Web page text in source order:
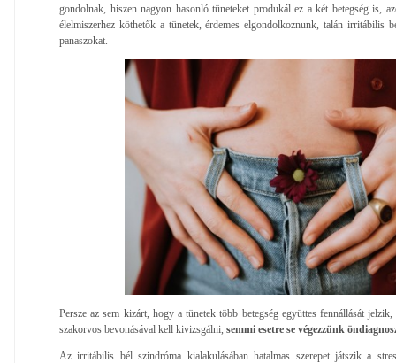
gondolnak, hiszen nagyon hasonló tüneteket produkál ez a két betegség is,
élelmiszerhez köthetők a tünetek, érdemes elgondolkoznunk, talán irritábilis
panaszokat.
Persze az sem kizárt, hogy a tünetek több betegség együttes fennállását
szakorvos bevonásával kell kivizsgálni, semmi esetre se végezzünk
Az irritábilis bél szindróma kialakulásában hatalmas szerepet játszik a